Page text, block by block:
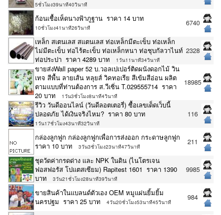
5ชั่วโมง39นาที40วินาที
ก้อนเชื้อเห็ดนางฟ้าภูฐาน ราคา 14 บาท
10ชั่วโมง41นาที26วินาที
6740
เหล็ก สเตนเลส สแตนเลส ท่อเหล็กมีตะเข็บ ท่อเหล็ก
ไม่มีตะเข็บ ท่อไร้ตะเข็บ ท่อเหล็กหนา ท่อชุบกัลวาไนท์
ท่อประปา ราคา 4289 บาท
1วัน11นาที34วินาที
2328
ขายส่งWall paper 52 บ.วอลเปเปอร์ติดผนังดอกไม้ วิน
เทจ สีพื้น ลายเส้น หลุยส์ วิคทอเรีย สีเข้มสีอ่อน ผลิต
ตามแบบที่ท่านต้องการ ส.วีเซิ่น T.029555714 ราคา
20 บาท
1วัน3ชั่วโมง8นาที4วินาที
18985
รีวิว วันดีออนไลน์ (วันดีลอตเตอรี่) ซื้อเลขเด็ดเว็บนี้
ปลอดภัย ได้เงินจริงไหม? ราคา 80 บาท
1วัน17ชั่วโมง43นาที32วินาที
116
กล่องลูกฟูก กล่องลูกฟูกเพื่อการส่งออก กระดาษลูกฟูก
ราคา 10 บาท
3วัน3ชั่วโมง23นาที47วินาที
211
ชุดวัดค่ากรดด่าง และ NPK ในดิน (ไนโตรเจน
ฟอสฟอรัส โปแตสเซียม) Rapitest 1601 ราคา 1390
บาท
3วัน21ชั่วโมง28นาที39วินาที
9985
ขายสินค้าในแบลนด์ตัวเอง OEM หมูแผ่นยิ้มยิ้ม
นครปฐม ราคา 25 บาท
4วัน20ชั่วโมง53นาที45วินาที
984